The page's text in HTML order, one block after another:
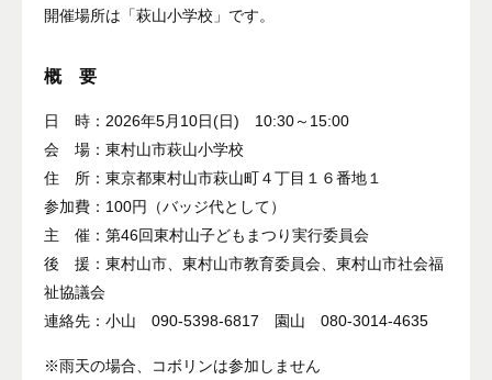
開催場所は「萩山小学校」です。
概 要
日 時：2026年5月10日(日) 10:30～15:00
会 場：東村山市萩山小学校
住 所：東京都東村山市萩山町４丁目１６番地１
参加費：100円（バッジ代として）
主 催：第46回東村山子どもまつり実行委員会
後 援：東村山市、東村山市教育委員会、東村山市社会福
祉協議会
連絡先：小山 090-5398-6817 園山 080-3014-4635
※雨天の場合、コボリンは参加しません